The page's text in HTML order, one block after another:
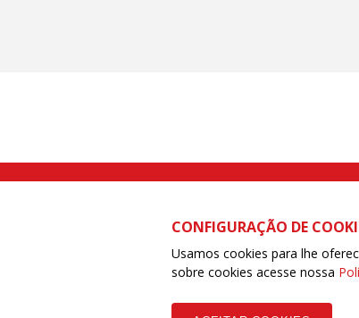
Rua Caetano Pinto nº 575
CONFIGURAÇÃO DE
Usamos cookies para lhe
sobre cookies acesse nossa